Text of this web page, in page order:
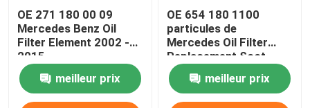
OE 271 180 00 09
Mercedes Benz Oil
Filter Element 2002 -
2015
meilleur prix
OE 654 180 1100
particules de
Mercedes Oil Filter
Replacement Soot
meilleur prix